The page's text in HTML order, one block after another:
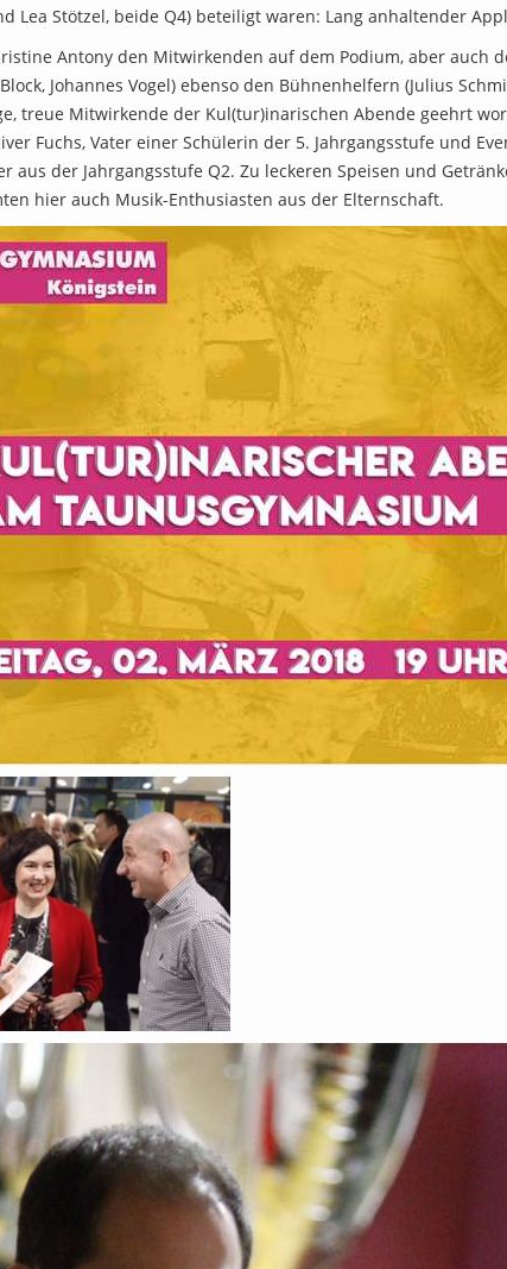
Lea Stötzel, beide Q4) beteiligt waren: Lang anhaltender
Antony den Mitwirkenden auf dem Podium, aber auch
Johannes Vogel) ebenso den Bühnenhelfern (Julius
treue Mitwirkende der Kul(tur)inarischen Abende geehrt
Fuchs, Vater einer Schülerin der 5. Jahrgangsstufe und
aus der Jahrgangsstufe Q2. Zu leckeren Speisen und
hier auch Musik-Enthusiasten aus der Elternschaft.